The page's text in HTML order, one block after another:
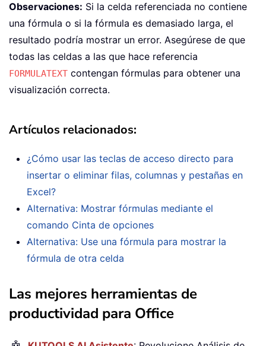
Observaciones: Si la celda referenciada no contiene
una fórmula o si la fórmula es demasiado larga, el
resultado podría mostrar un error. Asegúrese de que
todas las celdas a las que hace referencia
FORMULATEXT contengan fórmulas para obtener una
visualización correcta.
Artículos relacionados:
¿Cómo usar las teclas de acceso directo para
insertar o eliminar filas, columnas y pestañas en
Excel?
Alternativa: Mostrar fórmulas mediante el
comando Cinta de opciones
Alternativa: Use una fórmula para mostrar la
fórmula de otra celda
Las mejores herramientas de
productividad para Office